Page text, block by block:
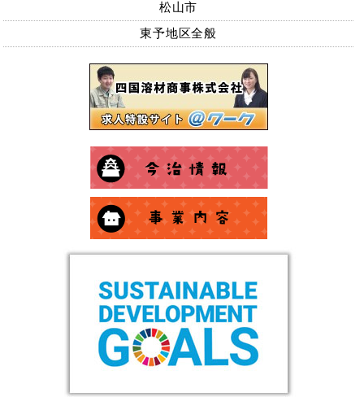
松山市
東予地区全般